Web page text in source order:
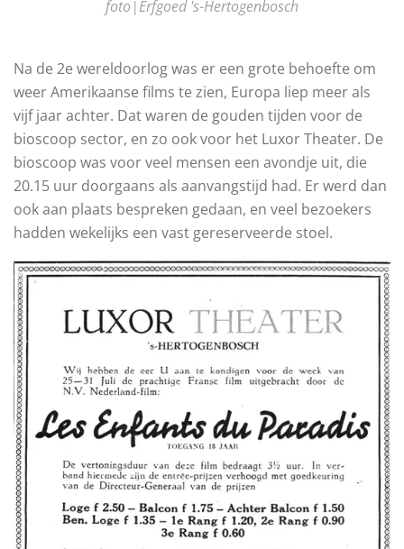
foto|Erfgoed 's-Hertogenbosch
Na de 2e wereldoorlog was er een grote behoefte om
weer Amerikaanse films te zien, Europa liep meer als
vijf jaar achter. Dat waren de gouden tijden voor de
bioscoop sector, en zo ook voor het Luxor Theater. De
bioscoop was voor veel mensen een avondje uit, die
20.15 uur doorgaans als aanvangstijd had. Er werd dan
ook aan plaats bespreken gedaan, en veel bezoekers
hadden wekelijks een vast gereserveerde stoel.